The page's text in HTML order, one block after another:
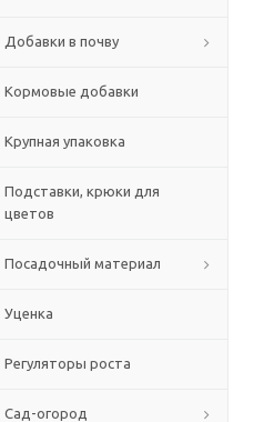
Добавки в почву
Кормовые добавки
Крупная упаковка
Подставки, крюки для
цветов
Посадочный материал
Уценка
Регуляторы роста
Сад-огород